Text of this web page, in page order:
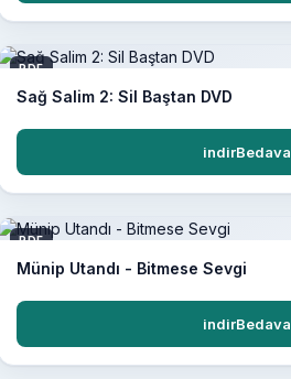
PDF
Sağ Salim 2: Sil Baştan DVD
indirBedava
PDF
Münip Utandı - Bitmese Sevgi
indirBedava